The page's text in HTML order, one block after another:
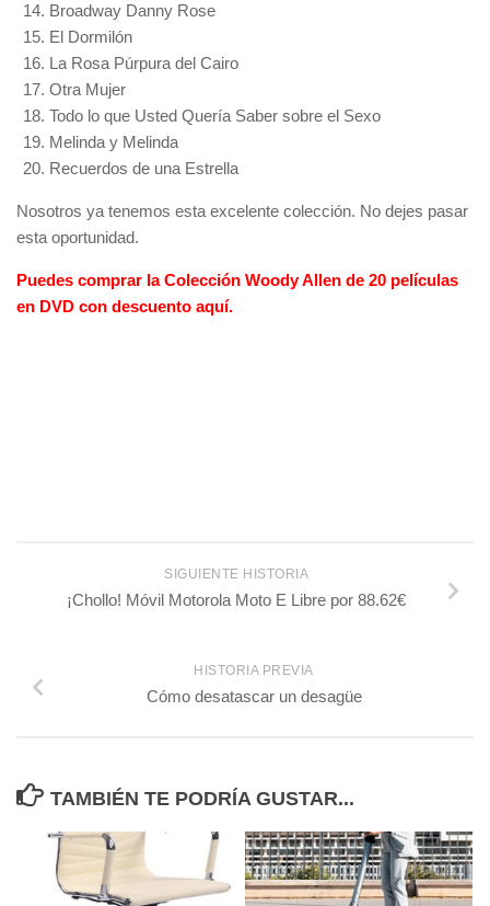
Broadway Danny Rose
El Dormilón
La Rosa Púrpura del Cairo
Otra Mujer
Todo lo que Usted Quería Saber sobre el Sexo
Melinda y Melinda
Recuerdos de una Estrella
Nosotros ya tenemos esta excelente colección. No dejes pasar
esta oportunidad.
Puedes comprar la Colección Woody Allen de 20 películas
en DVD con descuento aquí.
SIGUIENTE HISTORIA
¡Chollo! Móvil Motorola Moto E Libre por 88.62€
HISTORIA PREVIA
Cómo desatascar un desagüe
TAMBIÉN TE PODRÍA GUSTAR...